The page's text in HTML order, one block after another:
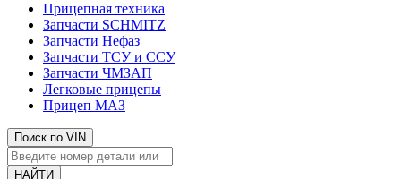
Прицепная техника
Запчасти SCHMITZ
Запчасти Нефаз
Запчасти ТСУ и ССУ
Запчасти ЧМЗАП
Легковые прицепы
Прицеп МАЗ
Поиск по VIN